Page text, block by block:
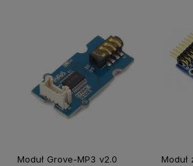
Moduł Grove-MP3 v2.0
Moduł